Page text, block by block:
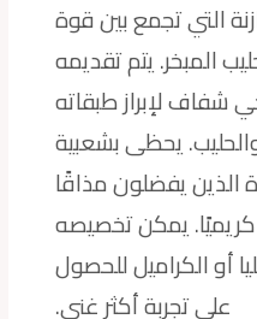
التي تجمع بين قوة
المبخر. يتم تقديمه
شفاف لإبراز طبقاته
يحظى بشعبية
الذين يفضلون مذاقًا
يمكن تخصيصه
أو الكراميل للحصول
على تجربة أكثر غنى.